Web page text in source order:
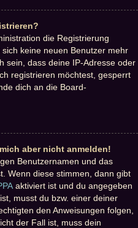
die Registrierung
keine neuen Benutzer mehr
sein, dass deine IP-Adresse oder
registrieren möchtest, gesperrt
dich an die Board-
aber nicht anmelden!
Benutzernamen und das
Wenn diese stimmen, dann gibt
aktiviert ist und du angegeben
musst du bzw. einer deiner
den Anweisungen folgen,
der Fall ist, muss dein